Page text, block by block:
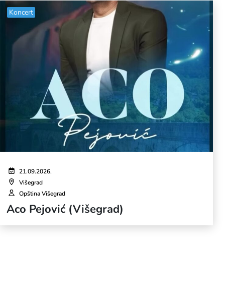
Koncert
21.09.2026.
Višegrad
Opština Višegrad
Aco Pejović (Višegrad)